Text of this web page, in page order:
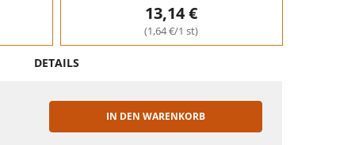
13,14 €
(1,64 €/1 st)
DETAILS
IN DEN WARENKORB